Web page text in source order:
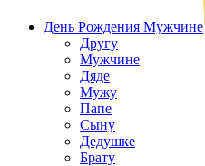
День Рождения Мужчине
Другу
Мужчине
Дяде
Мужу
Папе
Сыну
Дедушке
Брату